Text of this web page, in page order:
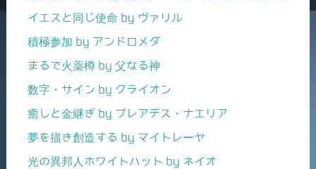
イエスと同じ使命 by ヴァリル
積極参加 by アンドロメダ
まるで火薬樽 by 父なる神
数字・サイン by クライオン
癒しと金継ぎ by プレアデス・ナエリア
夢を描き創造する by マイトレーヤ
光の異邦人ホワイトハット by ネイオ